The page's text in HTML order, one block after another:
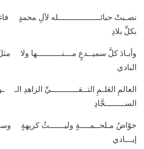
نصـبتْ حبائـــــــــــــــــله لآلِ محمدٍ
بكلِّ بلادِ
وأبـادَ كلَّ سميــدعٍ مـــنــــــــــها ولا
البادي
العالمِ العَلـمِ التــقـــــــــــيِّ الزاهدِ
الســــــــجَّادِ
خوّاضُ مـلحــمــــةٍ وليــــــثُ كريهةٍ
إيـــادي